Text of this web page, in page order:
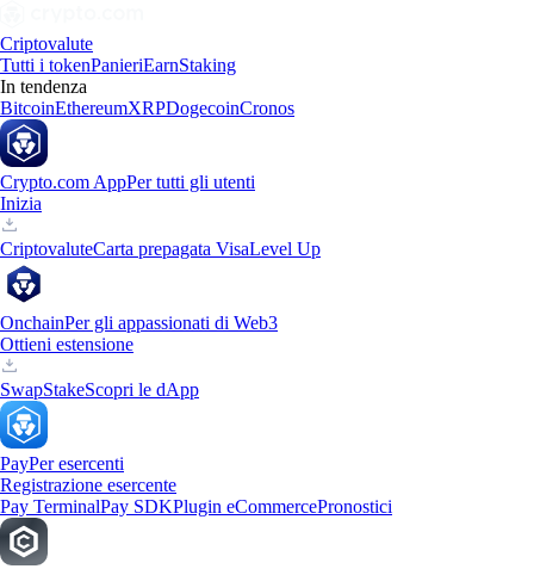
Criptovalute
Tutti i tokenPanieriEarnStaking
In tendenza
BitcoinEthereumXRPDogecoinCronos
Crypto.com AppPer tutti gli utenti
Inizia
CriptovaluteCarta prepagata VisaLevel Up
OnchainPer gli appassionati di Web3
Ottieni estensione
SwapStakeScopri le dApp
PayPer esercenti
Registrazione esercente
Pay TerminalPay SDKPlugin eCommercePronostici